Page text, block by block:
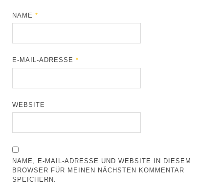
NAME*
E-MAIL-ADRESSE*
WEBSITE
NAME, E-MAIL-ADRESSE UND WEBSITE IN DIESEM
BROWSER FÜR MEINEN NÄCHSTEN KOMMENTAR
SPEICHERN.